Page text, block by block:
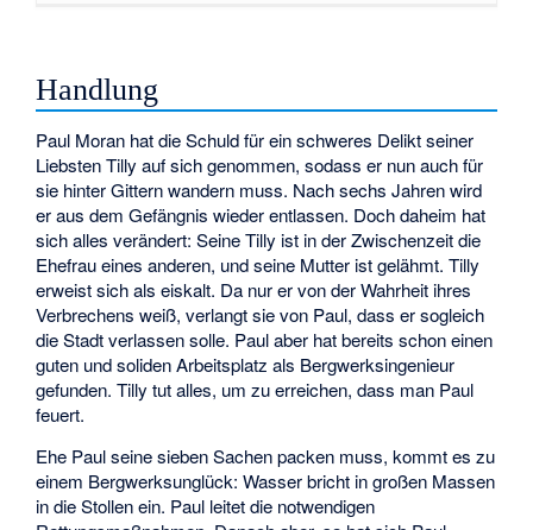
Handlung
Paul Moran hat die Schuld für ein schweres Delikt seiner
Liebsten Tilly auf sich genommen, sodass er nun auch für
sie hinter Gittern wandern muss. Nach sechs Jahren wird
er aus dem Gefängnis wieder entlassen. Doch daheim hat
sich alles verändert: Seine Tilly ist in der Zwischenzeit die
Ehefrau eines anderen, und seine Mutter ist gelähmt. Tilly
erweist sich als eiskalt. Da nur er von der Wahrheit ihres
Verbrechens weiß, verlangt sie von Paul, dass er sogleich
die Stadt verlassen solle. Paul aber hat bereits schon einen
guten und soliden Arbeitsplatz als Bergwerksingenieur
gefunden. Tilly tut alles, um zu erreichen, dass man Paul
feuert.
Ehe Paul seine sieben Sachen packen muss, kommt es zu
einem Bergwerksunglück: Wasser bricht in großen Massen
in die Stollen ein. Paul leitet die notwendigen